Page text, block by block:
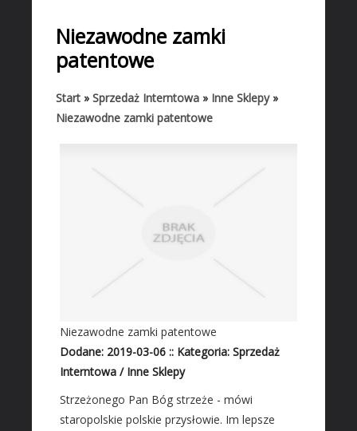
BIZNES
Biura Rachunkowe
Doradztwo
Drukarnie
Remonty, Elektryk, Hydraulik
Materiały Budowlane
REZYDENCJE
Drzwi i Okna
Niezawodne zamki
patentowe
Start » Sprzedaż Interntowa » Inne Sklepy»
Niezawodne zamki patentowe
Niezawodne zamki patentowe
Dodane: 2019-03-06 :: Kategoria: Sprzedaż
Interntowa / Inne Sklepy
Strzeżonego Pan Bóg strzeże - mówi
staropolskie polskie przysłowie. Im lepsze